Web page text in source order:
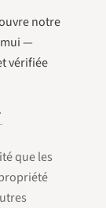
notre
—
vérifiée
que les